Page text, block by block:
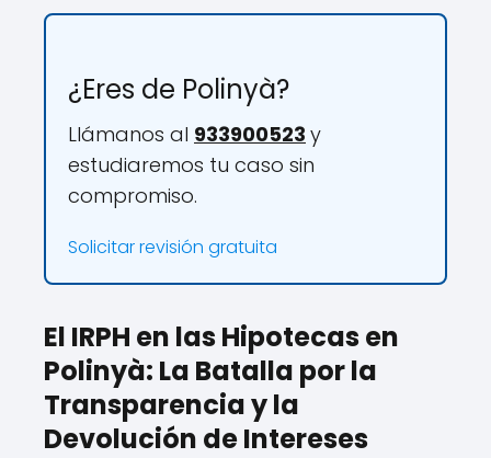
¿Eres de Polinyà?
Llámanos al 933900523 y
estudiaremos tu caso sin
compromiso.
Solicitar revisión gratuita
El IRPH en las Hipotecas en
Polinyà: La Batalla por la
Transparencia y la
Devolución de Intereses